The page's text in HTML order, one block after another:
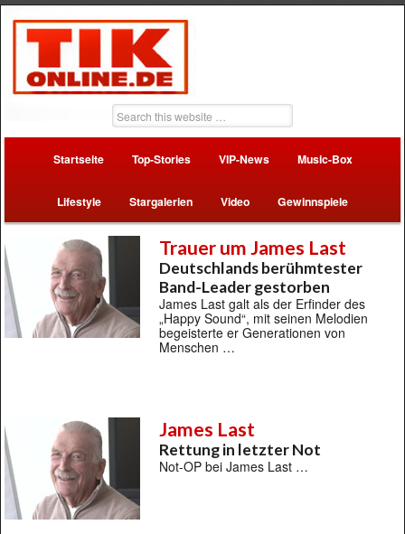
Startseite Top-Stories VIP-News Music-Box
Lifestyle Stargalerien Video Gewinnspiele
Trauer um James Last
Deutschlands berühmtester
Band-Leader gestorben
James Last galt als der Erfinder des
„Happy Sound“, mit seinen Melodien
begeisterte er Generationen von
Menschen …
James Last
Rettung in letzter Not
Not-OP bei James Last …